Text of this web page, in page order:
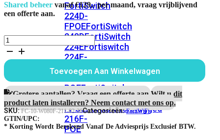
FortiSwitch
224D-
FPOEFortiSwitch
248DFortiSwitch
224EFortiswitch
224E-
POEFortiSwitch
248E-
POEFortiSwitch
248E-
FPOEFortiSwitchRugged
216F-
POE
Shared beheer vanaf €129,- per maand, vraag vrijblijvend
een offerte aan.
FortiWiFi-
80F-
3
Jaar
4-
Hour
Hardware
Delivery
Priority
RMA
Toevoegen Aan Winkelwagen
Grotere aantallen? Vraag een offerte aan.Wilt u dit
product laten installeren? Neem contact met ons op.
SKU:FC-10-W080F-211-02-36Categorieën:FortiWiFi
GTIN/UPC:
* Korting Wordt Berekend Vanaf De Adviesprijs Exclusief BTW.